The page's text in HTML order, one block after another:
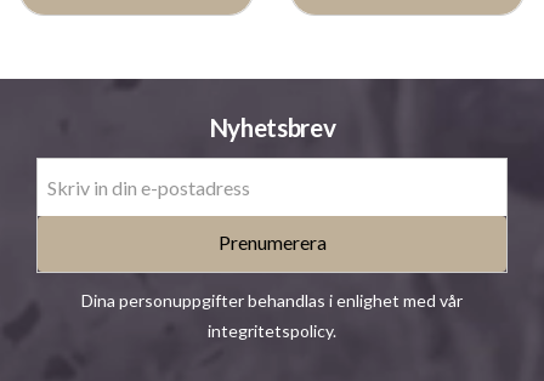
Nyhetsbrev
Prenumerera
Dina personuppgifter behandlas i enlighet med vår
integritetspolicy.